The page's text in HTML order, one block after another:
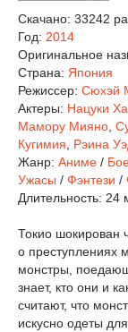
Скачано: 33242
Год: 2014
Оригинальное
Страна: Япония
Режиссер: Сюхэй
Актеры: Нацуки
Мамору Мияно
Кугимия
Рэина
Жанр: Аниме /
Ужасы / Фэнтези /
Длительность: 24
Токио шокирован
о преступлениях
монстры,
знает, кто они и
считают, что
искусно одеты